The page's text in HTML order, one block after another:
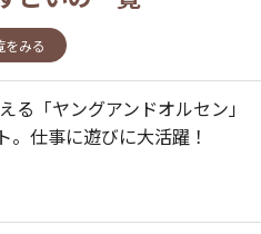
をみる
る「ヤングアンドオルセン」
。仕事に遊びに大活躍！